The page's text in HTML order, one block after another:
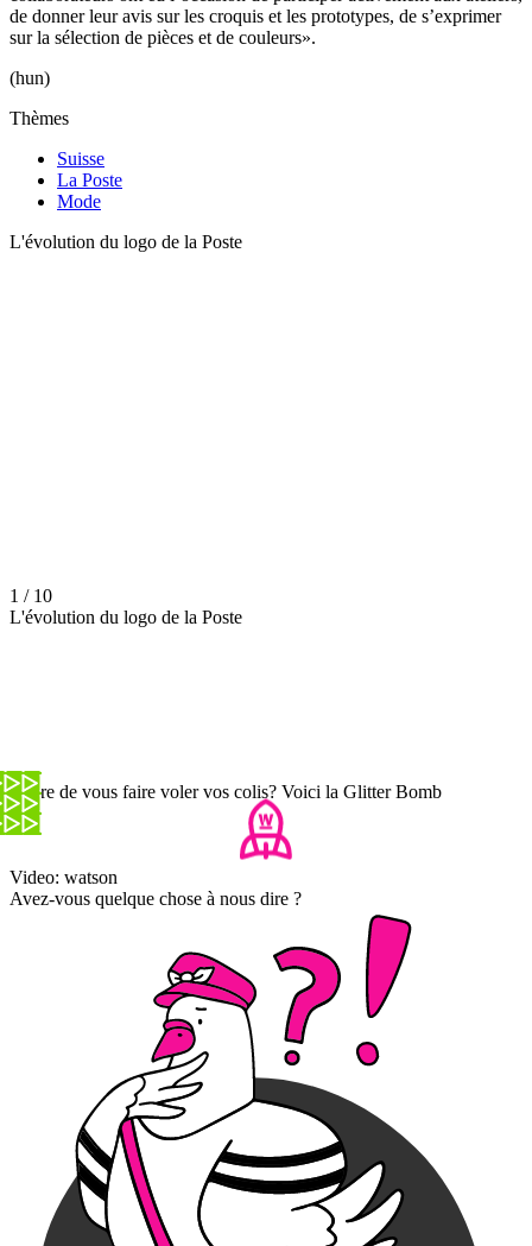
de donner leur avis sur les croquis et les prototypes, de s’exprimer
sur la sélection de pièces et de couleurs».
(hun)
Thèmes
Suisse
La Poste
Mode
L'évolution du logo de la Poste
1 / 10
L'évolution du logo de la Poste
Marre de vous faire voler vos colis? Voici la Glitter Bomb
Video: watson
Avez-vous quelque chose à nous dire ?